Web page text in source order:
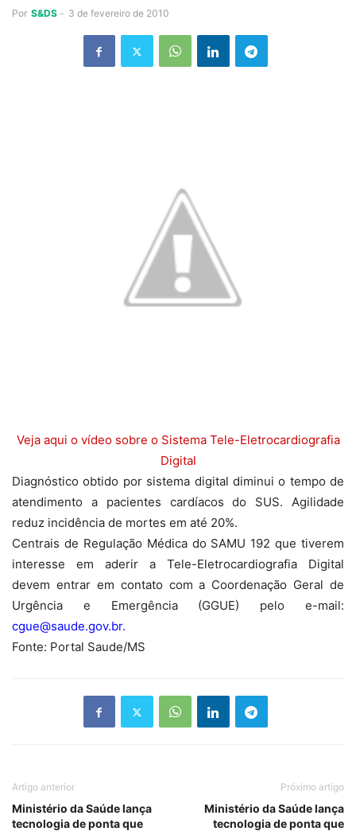
Por S&DS - 3 de fevereiro de 2010
Veja aqui o vídeo sobre o Sistema Tele-Eletrocardiografia
Digital
Diagnóstico obtido por sistema digital diminui o tempo de
atendimento a pacientes cardíacos do SUS. Agilidade
reduz incidência de mortes em até 20%.
Centrais de Regulação Médica do SAMU 192 que tiverem
interesse em aderir a Tele-Eletrocardiografia Digital
devem entrar em contato com a Coordenação Geral de
Urgência e Emergência (GGUE) pelo e-mail:
cgue@saude.gov.br.
Fonte: Portal Saude/MS
Artigo anterior
Ministério da Saúde lança
tecnologia de ponta que
Próximo artigo
Ministério da Saúde lança
tecnologia de ponta que